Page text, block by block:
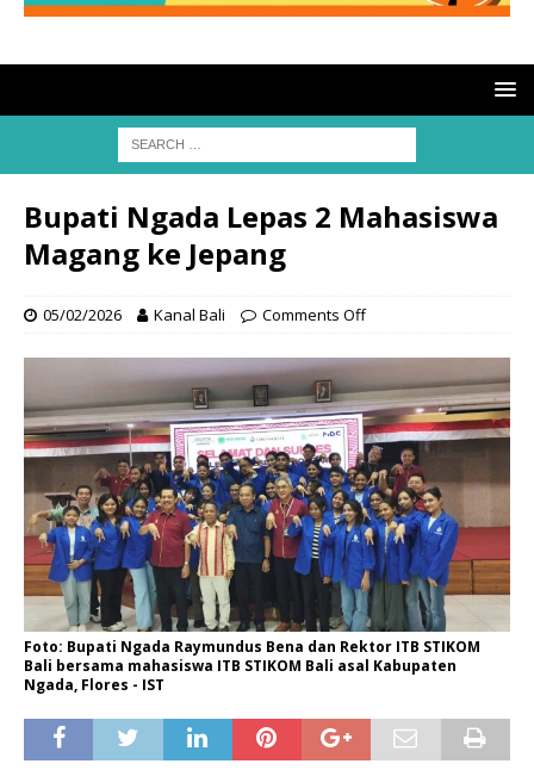
Bupati Ngada Lepas 2 Mahasiswa
Magang ke Jepang
05/02/2026 Kanal Bali Comments Off
Foto: Bupati Ngada Raymundus Bena dan Rektor ITB STIKOM
Bali bersama mahasiswa ITB STIKOM Bali asal Kabupaten
Ngada, Flores - IST